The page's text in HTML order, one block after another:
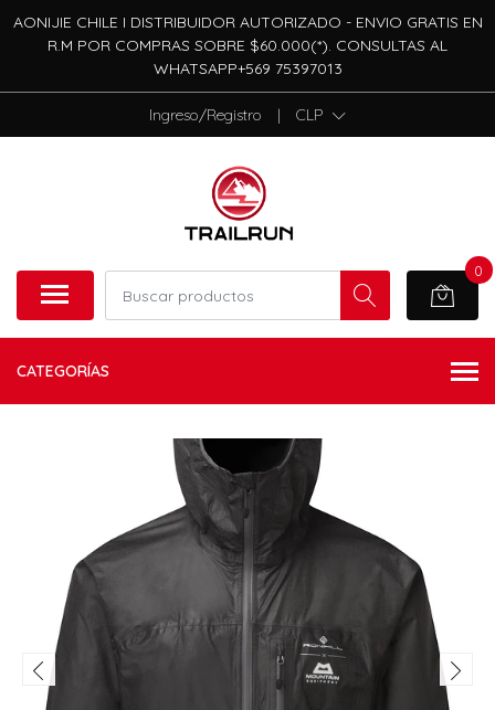
AONIJIE CHILE I DISTRIBUIDOR AUTORIZADO - ENVIO GRATIS EN
R.M POR COMPRAS SOBRE $60.000(*). CONSULTAS AL
WHATSAPP+569 75397013
Ingreso/Registro | CLP
0
CATEGORÍAS